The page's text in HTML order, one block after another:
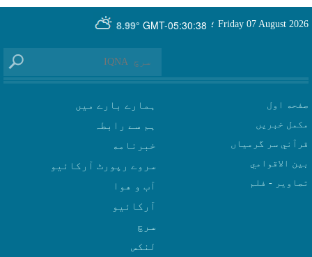
GMT-05:30:38
8.99° Friday 07 August 2026 ؛
صفحه اول
مکمل خبریں
قرآني سر گرمياں
بين الاقوامي
تصاوير - فلم
ہمارے بارے میں
ہم سے رابطہ
سروے رپورٹ آرکائیو
آب و هوا
سرچ
لنکس